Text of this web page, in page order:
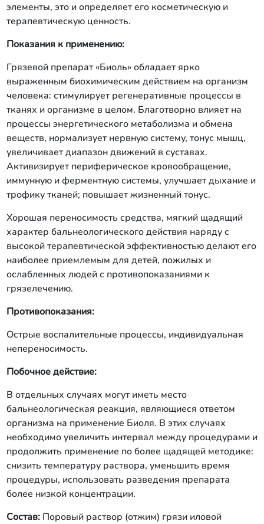
элементы, это и определяет его косметическую и
терапевтическую ценность.
Показания к применению:
Грязевой препарат «Биоль» обладает ярко
выраженным биохимическим действием на организм
человека: стимулирует регенеративные процессы в
тканях и организме в целом. Благотворно влияет на
процессы энергетического метаболизма и обмена
веществ, нормализует нервную систему, тонус мышц,
увеличивает диапазон движений в суставах.
Активизирует периферическое кровообращение,
иммунную и ферментную системы, улучшает дыхание и
трофику тканей; повышает жизненный тонус.
Хорошая переносимость средства, мягкий щадящий
характер бальнеологического действия наряду с
высокой терапевтической эффективностью делают его
наиболее приемлемым для детей, пожилых и
ослабленных людей с противопоказаниями к
грязелечению.
Противопоказания:
Острые воспалительные процессы, индивидуальная
непереносимость.
Побочное действие:
В отдельных случаях могут иметь место
бальнеологическая реакция, являющиеся ответом
организма на применение Биоля. В этих случаях
необходимо увеличить интервал между процедурами и
продолжить применение по более щадящей методике:
снизить температуру раствора, уменьшить время
процедуры, использовать разведения препарата
более низкой концентрации.
Состав: Поровый раствор (отжим) грязи иловой